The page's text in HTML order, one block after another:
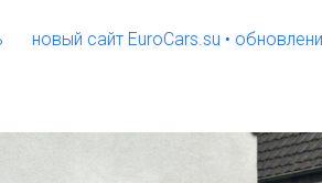
сайт EuroCars.su • обновления